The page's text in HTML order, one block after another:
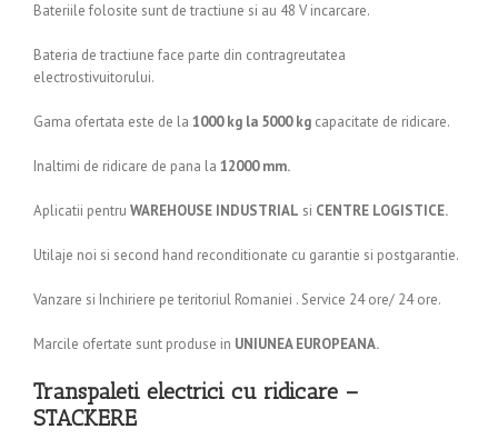
Bateriile folosite sunt de tractiune si au 48 V incarcare.
Bateria de tractiune face parte din contragreutatea
electrostivuitorului.
Gama ofertata este de la 1000 kg la 5000 kg capacitate de ridicare.
Inaltimi de ridicare de pana la 12000 mm.
Aplicatii pentru WAREHOUSE INDUSTRIAL si CENTRE LOGISTICE.
Utilaje noi si second hand reconditionate cu garantie si postgarantie.
Vanzare si Inchiriere pe teritoriul Romaniei . Service 24 ore/ 24 ore.
Marcile ofertate sunt produse in UNIUNEA EUROPEANA.
Transpaleti electrici cu ridicare –
STACKERE